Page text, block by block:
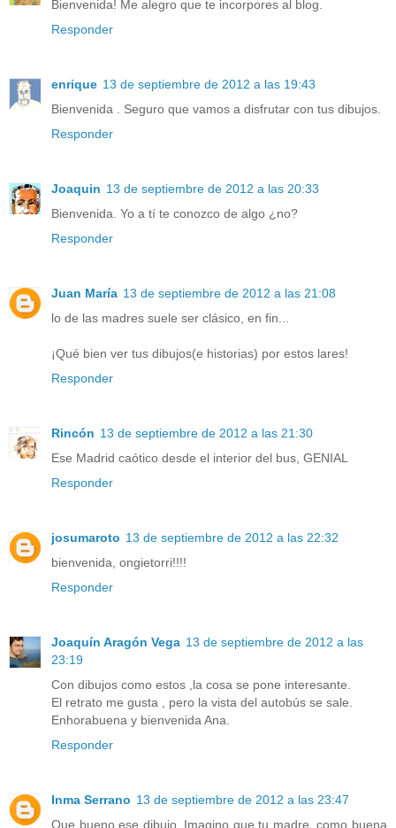
Bienvenida! Me alegro que te incorpores al blog.
Responder
enrique 13 de septiembre de 2012 a las 19:43
Bienvenida . Seguro que vamos a disfrutar con tus dibujos.
Responder
Joaquin 13 de septiembre de 2012 a las 20:33
Bienvenida. Yo a tí te conozco de algo ¿no?
Responder
Juan María 13 de septiembre de 2012 a las 21:08
lo de las madres suele ser clásico, en fin...
¡Qué bien ver tus dibujos(e historias) por estos lares!
Responder
Rincón 13 de septiembre de 2012 a las 21:30
Ese Madrid caótico desde el interior del bus, GENIAL
Responder
josumaroto 13 de septiembre de 2012 a las 22:32
bienvenida, ongietorri!!!!
Responder
Joaquín Aragón Vega 13 de septiembre de 2012 a las
23:19
Con dibujos como estos ,la cosa se pone interesante.
El retrato me gusta , pero la vista del autobús se sale.
Enhorabuena y bienvenida Ana.
Responder
Inma Serrano 13 de septiembre de 2012 a las 23:47
Que bueno ese dibujo. Imagino que tu madre, como buena